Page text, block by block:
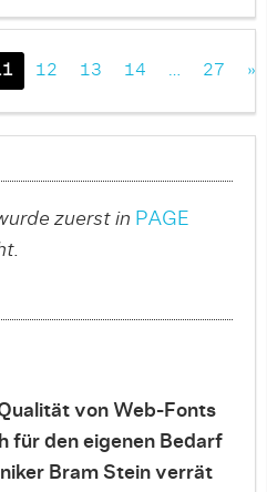
12 13 14 … 27 »
zuerst in PAGE
von Web-Fonts
für den eigenen Bedarf
Bram Stein verrät